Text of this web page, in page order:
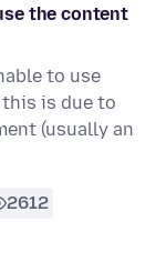
the content
to use
is due to
(usually an
2612